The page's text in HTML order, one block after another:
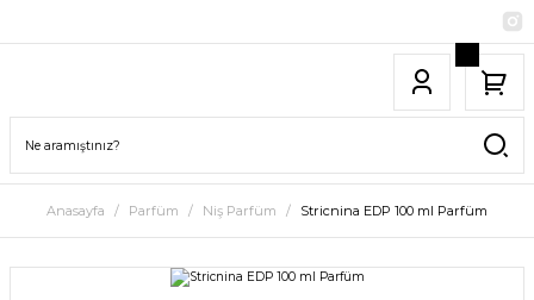
Anasayfa Parfüm Niş Parfüm Stricnina EDP 100 ml Parfüm